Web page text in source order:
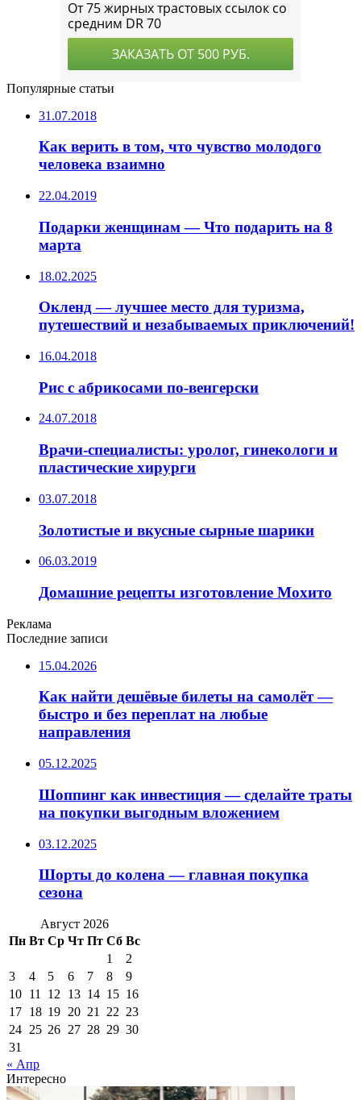
Популярные статьи
31.07.2018
Как верить в том, что чувство молодого
человека взаимно
22.04.2019
Подарки женщинам — Что подарить на 8
марта
18.02.2025
Окленд — лучшее место для туризма,
путешествий и незабываемых приключений!
16.04.2018
Рис с абрикосами по-венгерски
24.07.2018
Врачи-специалисты: уролог, гинекологи и
пластические хирурги
03.07.2018
Золотистые и вкусные сырные шарики
06.03.2019
Домашние рецепты изготовление Мохито
Реклама
Последние записи
15.04.2026
Как найти дешёвые билеты на самолёт —
быстро и без переплат на любые
направления
05.12.2025
Шоппинг как инвестиция — сделайте траты
на покупки выгодным вложением
03.12.2025
Шорты до колена — главная покупка
сезона
Август 2026
Пн Вт Ср Чт Пт Сб Вс
1
2
3
4 5 6 7 8
9
10 11 12 13 14 15 16
17 18 19 20 21 22 23
24 25 26 27 28 29 30
31
« Апр
Интересно